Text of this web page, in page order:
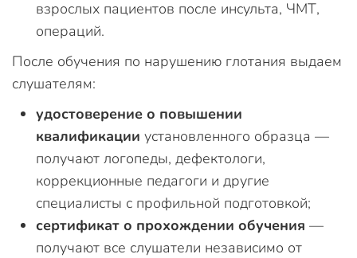
взрослых пациентов после инсульта, ЧМТ,
операций.
После обучения по нарушению глотания выдаем
слушателям:
удостоверение о повышении
квалификации установленного образца —
получают логопеды, дефектологи,
коррекционные педагоги и другие
специалисты с профильной подготовкой;
сертификат о прохождении обучения —
получают все слушатели независимо от